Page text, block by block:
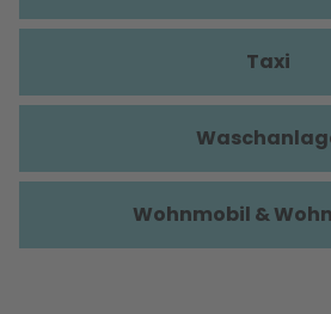
Taxi
Wohnmobil &